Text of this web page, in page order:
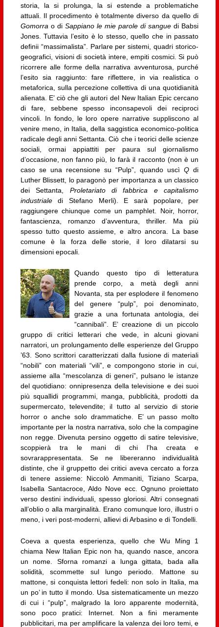
storia, la si prolunga, la si estende a problematiche
attuali. Il procedimento è totalmente diverso da quello di
Gomorra o di Sappiano le mie parole di sangue di Babsi
Jones. Tuttavia l’esito è lo stesso, quello che in passato
definii “massimalista”. Parlare per sistemi, quadri storico-
geografici, visioni di società intere, empiti cosmici. Si può
ricorrere alle forme della narrativa avventurosa, purché
l’esito sia raggiunto: fare riflettere, in via realistica o
metaforica, sulla percezione collettiva di una quotidianità
alienata. E’ ciò che gli autori del New Italian Epic cercano
di fare, sebbene spesso inconsapevoli dei reciproci
vincoli. In fondo, le loro opere narrative suppliscono al
venire meno, in Italia, della saggistica economico-politica
radicale degli anni Settanta. Ciò che i teorici delle scienze
sociali, ormai appiattiti per paura sul giornalismo
d’occasione, non fanno più, lo farà il racconto (non è un
caso se una recensione su “Pulp”, quando uscìQ di
Luther Blissett, lo paragonò per importanza a un classico
dei Settanta, Proletariato di fabbrica e capitalismo
industrialedi Stefano Merli). E sarà popolare, per
raggiungere chiunque come un pamphlet. Noir, horror,
fantascienza, romanzo d’avventura, thriller. Ma più
spesso tutto questo assieme, e altro ancora. La base
comune è la forza delle storie, il loro dilatarsi su
dimensioni epocali.
Quando questo tipo di letteratura
prende corpo, a metà degli anni
Novanta, sta per esplodere il fenomeno
del genere “pulp”, poi denominato,
grazie a una fortunata antologia, dei
“cannibali”. E’ creazione di un piccolo
gruppo di critici letterari che vede, in alcuni giovani
narratori, un prolungamento delle esperienze del Gruppo
’63. Sono scrittori caratterizzati dalla fusione di materiali
“nobili” con materiali “vili”, e compongono storie in cui,
assieme alla “mescolanza di generi”, pulsano le istanze
del quotidiano: onnipresenza della televisione e dei suoi
più squallidi programmi, manga, pubblicità, prodotti da
supermercato, televendite; il tutto al servizio di storie
horror o anche solo drammatiche. E’ un passo molto
importante per la nostra narrativa, solo che la compagine
non regge. Divenuta persino oggetto di satire televisive,
scoppierà tra le mani di chi l’ha creata e
sovrarappresentata. Se ne libereranno individualità
distinte, che il gruppetto dei critici aveva cercato a forza
di tenere assieme: Niccolò Ammaniti, Tiziano Scarpa,
Isabella Santacroce, Aldo Nove ecc. Ognuno proiettato
verso destini individuali, spesso gloriosi. Altri consegnati
all’oblio o alla marginalità. Erano comunque loro, illustri o
meno, i veri post-moderni, allievi di Arbasino e di Tondelli.
Coeva a questa esperienza, quello che Wu Ming 1
chiama New Italian Epic non ha, quando nasce, ancora
un nome. Sforna romanzi a lunga gittata, bada alla
solidità, scommette sul lungo periodo. Mattone su
mattone, si conquista lettori fedeli: non solo in Italia, ma
un po’ in tutto il mondo. Usa sistematicamente un mezzo
di cui i “pulp”, malgrado la loro apparente modernità,
sono poco pratici: Internet. Non a fini meramente
pubblicitari, ma per amplificare la valenza dei loro temi, e